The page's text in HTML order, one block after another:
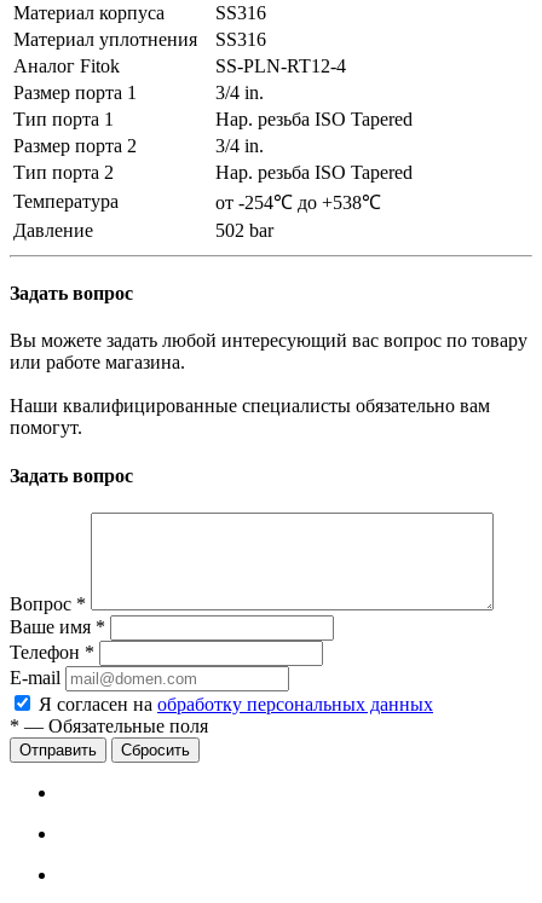
Материал корпуса
SS316
Материал уплотнения
SS316
Аналог Fitok
SS-PLN-RT12-4
Размер порта 1
3/4 in.
Тип порта 1
Нар. резьба ISO Tapered
Размер порта 2
3/4 in.
Тип порта 2
Нар. резьба ISO Tapered
Температура
от -254℃ до +538℃
Давление
502 bar
Задать вопрос
Вы можете задать любой интересующий вас вопрос по товару
или работе магазина.
Наши квалифицированные специалисты обязательно вам
помогут.
Задать вопрос
Вопрос *
Ваше имя *
Телефон *
E-mail
Я согласен на обработку персональных данных
* — Обязательные поля
Сбросить